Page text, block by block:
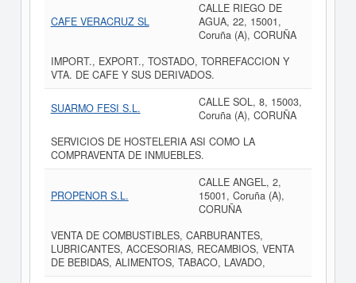
CAFE VERACRUZ SL
CALLE RIEGO DE
AGUA, 22, 15001,
Coruña (A), CORUÑA
IMPORT., EXPORT., TOSTADO, TORREFACCION Y
VTA. DE CAFE Y SUS DERIVADOS.
SUARMO FESI S.L.
CALLE SOL, 8, 15003,
Coruña (A), CORUÑA
SERVICIOS DE HOSTELERIA ASI COMO LA
COMPRAVENTA DE INMUEBLES.
PROPENOR S.L.
CALLE ANGEL, 2,
15001, Coruña (A),
CORUÑA
VENTA DE COMBUSTIBLES, CARBURANTES,
LUBRICANTES, ACCESORIAS, RECAMBIOS, VENTA
DE BEBIDAS, ALIMENTOS, TABACO, LAVADO,